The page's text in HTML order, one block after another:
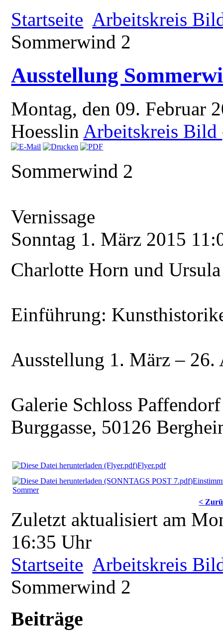
Startseite Arbeitskreis
Sommerwind 2
Ausstellung
Montag, den 09. Februar
Hoesslin Arbeitskreis Bild
Sommerwind 2
Vernissage
Sonntag 1. März 2015
Charlotte Horn und
Einführung:
Ausstellung 1. März –
Galerie Schloss Paffendorf
Burggasse, 50126
Flyer.pdf
Sommer
<
Zuletzt aktualisiert am
16:35 Uhr
Startseite Arbeitskreis
Sommerwind 2
Beiträge